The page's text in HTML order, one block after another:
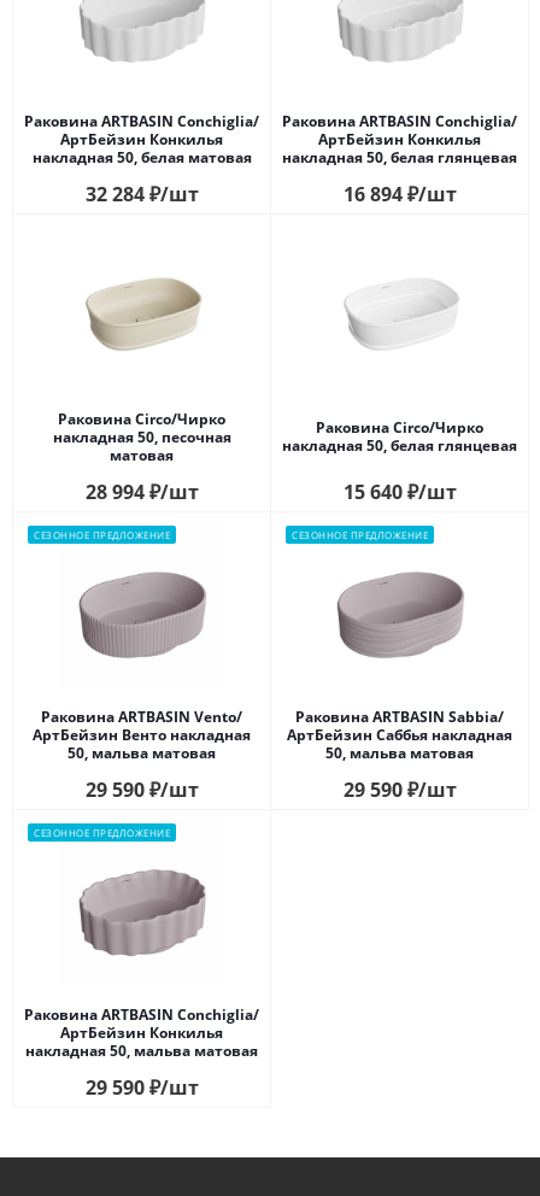
Раковина ARTBASIN Conchiglia/
АртБейзин Конкилья
накладная 50, белая матовая
32 284₽/шт
Раковина ARTBASIN Conchiglia/
АртБейзин Конкилья
накладная 50, белая глянцевая
16 894₽/шт
Раковина Circo/Чирко
накладная 50, песочная
матовая
28 994₽/шт
Раковина Circo/Чирко
накладная 50, белая глянцевая
15 640₽/шт
СЕЗОННОЕ ПРЕДЛОЖЕНИЕ
Раковина ARTBASIN Vento/
АртБейзин Венто накладная
50, мальва матовая
29 590₽/шт
СЕЗОННОЕ ПРЕДЛОЖЕНИЕ
Раковина ARTBASIN Sabbia/
АртБейзин Саббья накладная
50, мальва матовая
29 590₽/шт
СЕЗОННОЕ ПРЕДЛОЖЕНИЕ
Раковина ARTBASIN Conchiglia/
АртБейзин Конкилья
накладная 50, мальва матовая
29 590₽/шт